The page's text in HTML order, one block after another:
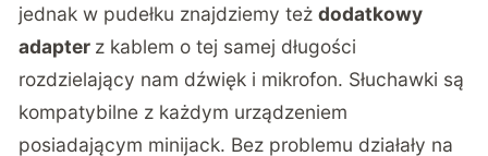
jednak w pudełku znajdziemy teżdodatkowy
adapter z kablem o tej samej długości
rozdzielający nam dźwięk i mikrofon. Słuchawki są
kompatybilne z każdym urządzeniem
posiadającym minijack. Bez problemu działały na